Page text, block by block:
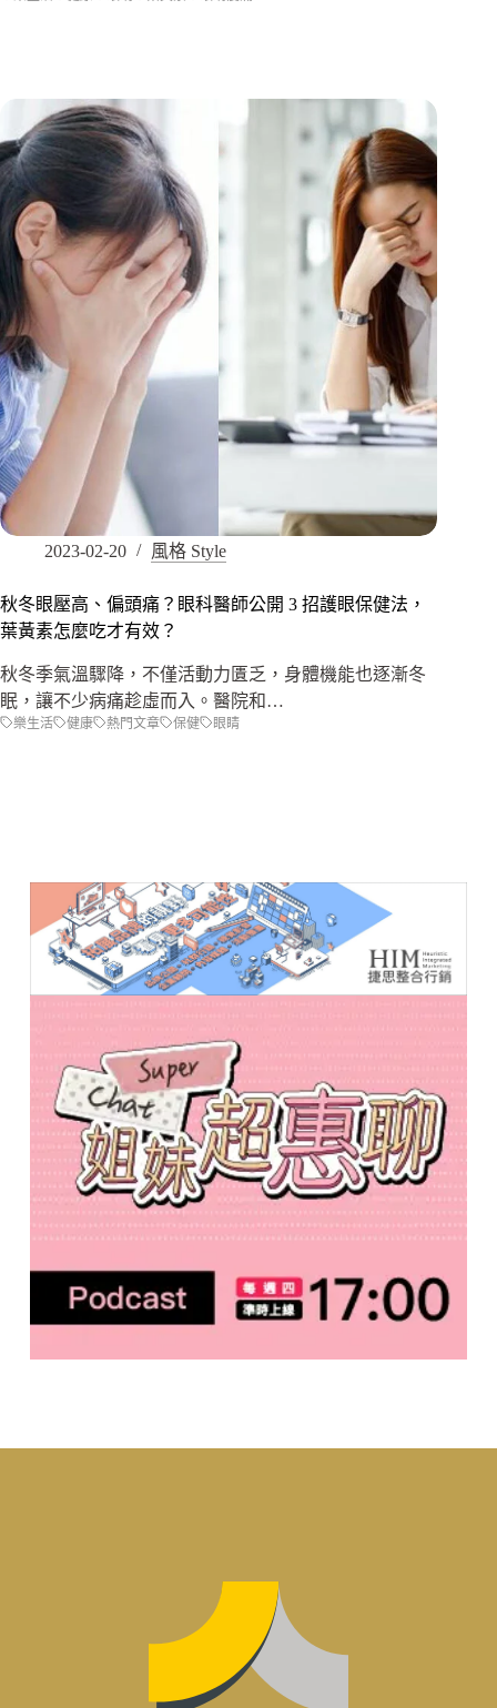
2023-02-20 風格 Style
秋冬眼壓高、偏頭痛？眼科醫師公開 3 招護眼保健法，
葉黃素怎麼吃才有效？
秋冬季氣溫驟降，不僅活動力匱乏，身體機能也逐漸冬
眠，讓不少病痛趁虛而入。醫院和…
樂生活 健康 熱門文章 保健 眼睛